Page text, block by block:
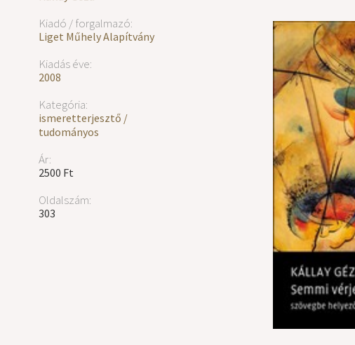
Kiadó / forgalmazó:
Liget Műhely Alapítvány
Kiadás éve:
2008
Kategória:
ismeretterjesztő /
tudományos
Ár:
2500 Ft
Oldalszám:
303